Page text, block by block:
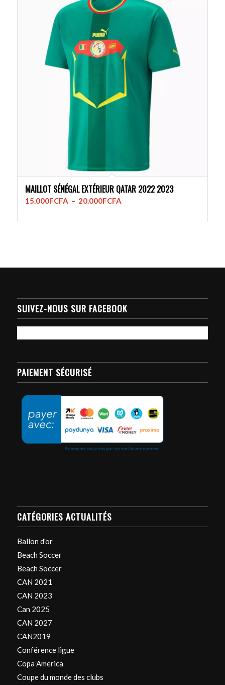
20.000FCFA
MAILLOT SÉNÉGAL EXTÉRIEUR QATAR 2022 2023
15.000FCFA – 20.000FCFAPlage
prix :
SUIVEZ-NOUS SUR FACEBOOK
PAIEMENT SÉCURISÉ
CATÉGORIES ACTUALITÉS
Ballon d'or
Beach Soccer
Beach Soccer
CAN 2021
CAN 2023
Can 2025
CAN 2027
CAN2019
Conférence ligue
Copa America
Coupe du monde des clubs